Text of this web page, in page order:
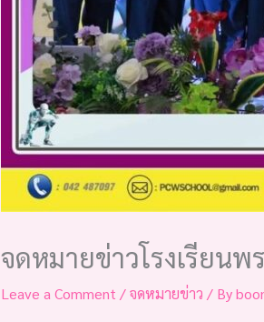
จดหมายข่าวโรงเรียนพ
Leave a Comment /จดหมายข่าว / By